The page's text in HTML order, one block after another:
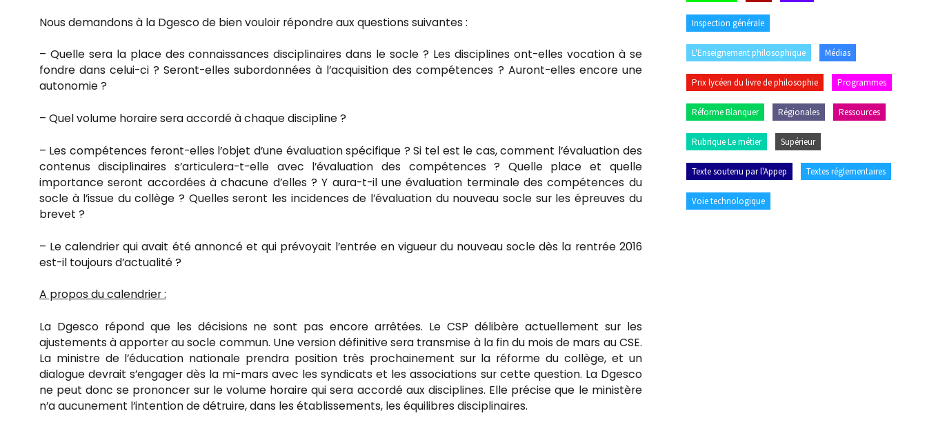
Nous demandons à la Dgesco de bien vouloir répondre aux questions suivantes :
– Quelle sera la place des connaissances disciplinaires dans le socle ? Les disciplines ont-elles vocation à se
fondre dans celui-ci ? Seront-elles subordonnées à l’acquisition des compétences ? Auront-elles encore une
autonomie ?
– Quel volume horaire sera accordé à chaque discipline ?
– Les compétences feront-elles l’objet d’une évaluation spécifique ? Si tel est le cas, comment l’évaluation des
contenus disciplinaires s’articulera-t-elle avec l’évaluation des compétences ? Quelle place et quelle
importance seront accordées à chacune d’elles ? Y aura-t-il une évaluation terminale des compétences du
socle à l’issue du collège ? Quelles seront les incidences de l’évaluation du nouveau socle sur les épreuves du
brevet ?
– Le calendrier qui avait été annoncé et qui prévoyait l’entrée en vigueur du nouveau socle dès la rentrée 2016
est-il toujours d’actualité ?
A propos du calendrier :
La Dgesco répond que les décisions ne sont pas encore arrêtées. Le CSP délibère actuellement sur les
ajustements à apporter au socle commun. Une version définitive sera transmise à la fin du mois de mars au CSE.
La ministre de l’éducation nationale prendra position très prochainement sur la réforme du collège, et un
dialogue devrait s’engager dès la mi-mars avec les syndicats et les associations sur cette question. La Dgesco
ne peut donc se prononcer sur le volume horaire qui sera accordé aux disciplines. Elle précise que le ministère
n’a aucunement l’intention de détruire, dans les établissements, les équilibres disciplinaires.
Inspection générale
L'Enseignement philosophique Médias
Prix lycéen du livre de philosophie Programmes
Réforme Blanquer Régionales Ressources
Rubrique Le métier Supérieur
Texte soutenu par l'Appep Textes réglementaires
Voie technologique